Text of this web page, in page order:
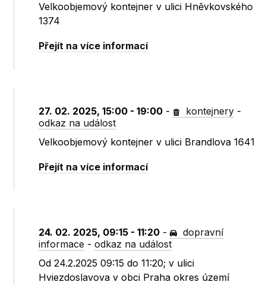
Velkoobjemový kontejner v ulici Hněvkovského
1374
Přejít na více informací
27. 02. 2025, 15:00 - 19:00 - kontejnery -
odkaz na událost
Velkoobjemový kontejner v ulici Brandlova 1641
Přejít na více informací
24. 02. 2025, 09:15 - 11:20 -
dopravní
informace -odkaz na událost
Od 24.2.2025 09:15 do 11:20; v ulici
Hviezdoslavova v obci Praha okres území